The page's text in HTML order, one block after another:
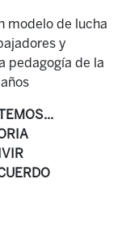
modelo de lucha
y
pedagogía de la